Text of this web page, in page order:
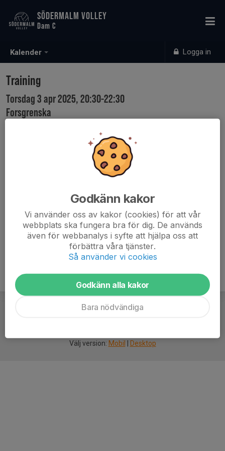
Kalender Logga in
SÖDERMALM VOLLEY
Dam C
Training
Torsdag 3 apr 2025, 20:30-22:30
Forsgrenska
Välj version: Mobil Desktop
Godkänn kakor
Vi använder oss av kakor (cookies) för att vår
webbplats ska fungera bra för dig. De används
även för webbanalys i syfte att hjälpa oss att
förbättra våra tjänster.
Så använder vi cookies
Godkänn alla kakor
Bara nödvändiga